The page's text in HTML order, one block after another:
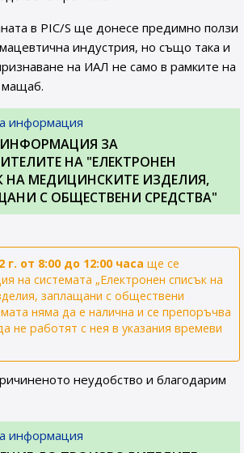
в PIC/S ще донесе предимно ползи
индустрия, но също така и
на ИАЛ не само в рамките на
мащаб.
информация
ЗА
НА "ЕЛЕКТРОНЕН
НА МЕДИЦИНСКИТЕ ИЗДЕЛИЯ,
С ОБЩЕСТВЕНИ СРЕДСТВА"
г. от 8:00 до 12:00 часа ще се
на системата „Електронен списък на
заплащани с обществени
няма да е налична и се препоръчва
не работят с нея в указания времеви
неудобство и благодарим
информация